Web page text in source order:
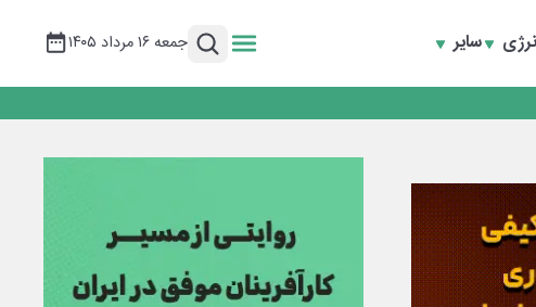
سایر جمعه ۱۶ مرداد ۱۴۰۵